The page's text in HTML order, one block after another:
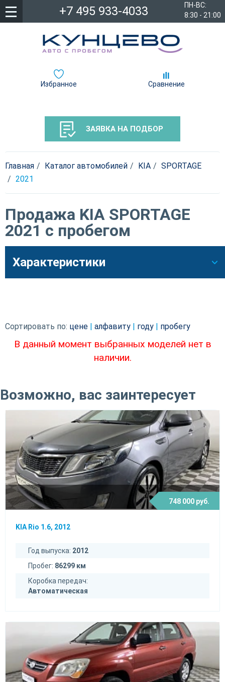
ПН-ВС:
8:30 - 21:00
+7 495 933-4033
Избранное Сравнение
ЗАЯВКА НА ПОДБОР
Главная Каталог автомобилей KIA
SPORTAGE
2021
Продажа KIA SPORTAGE
2021 с пробегом
Характеристики
Сортировать по: цене алфавиту году пробегу
В данный момент выбранных моделей нет в
наличии.
Возможно, вас заинтересует
748 000 руб.
KIA Rio 1.6, 2012
Год выпуска: 2012
Пробег: 86299 км
Коробка передач:
Автоматическая